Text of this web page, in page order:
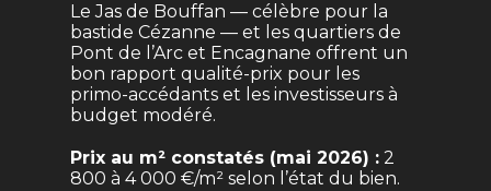
Le Jas de Bouffan — célèbre pour la
bastide Cézanne — et les quartiers de
Pont de l’Arc et Encagnane offrent un
bon rapport qualité-prix pour les
primo-accédants et les investisseurs à
budget modéré.
Prix au m² constatés (mai 2026) : 2
800 à 4 000 €/m² selon l’état du bien.